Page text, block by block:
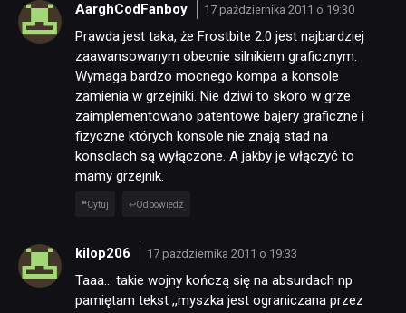
RETRO
TECHNOLOGIE
DYSKUSJE
JUŻ GRALIŚMY
SKLEP
AarghCodFanboy 17 października 2011 o 19:30
Prawda jest taka, że Frostbite 2.0 jest najbardziej
zaawansowanym obecnie silnikiem graficznym.
Wymaga bardzo mocnego kompa a konsole
zamienia w grzejniki. Nie dziwi to skoro w grze
zaimplementowano patentowe bajery graficzne i
fizyczne których konsole nie znają stad na
konsolach są wyłączone. A jakby je włączyć to
mamy grzejnik.
Cytuj Odpowiedz
kilop206 17 października 2011 o 19:33
Taaa… takie wojny kończą się na absurdach np
pamiętam tekst ,,myszka jest ograniczana przez